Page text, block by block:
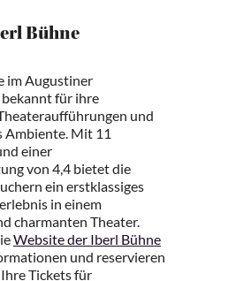
Bühne
im Augustiner
für ihre
und
Ambiente. Mit 11
einer
von 4,4 bietet die
ein erstklassiges
in einem
charmanten Theater.
Website der Iberl Bühne
und reservieren
Tickets für